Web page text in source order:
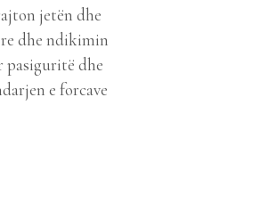
jetën dhe
dhe ndikimin
pasiguritë dhe
e forcave